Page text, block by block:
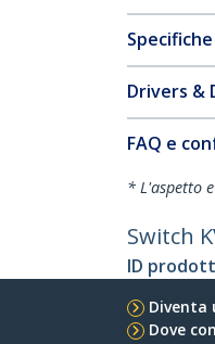
Drivers &
FAQ e
* L'aspetto
Switch
ID
Diventa
Dove